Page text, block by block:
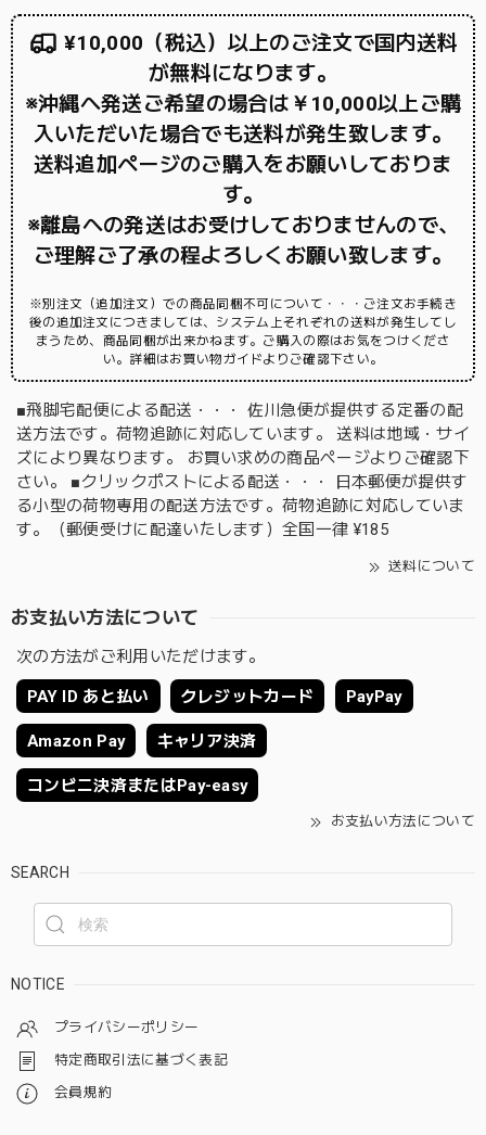
¥10,000（税込）以上のご注文で国内送料
が無料になります。
※沖縄へ発送ご希望の場合は￥10,000以上ご購
入いただいた場合でも送料が発生致します。
送料追加ページのご購入をお願いしておりま
す。
※離島への発送はお受けしておりませんので、
ご理解ご了承の程よろしくお願い致します。
※別注文（追加注文）での商品同梱不可について・・・ご注文お手続き
後の追加注文につきましては、システム上それぞれの送料が発生してし
まうため、商品同梱が出来かねます。ご購入の際はお気をつけくださ
い。詳細はお買い物ガイドよりご確認下さい。
■飛脚宅配便による配送・・・ 佐川急便が提供する定番の配
送方法です。荷物追跡に対応しています。 送料は地域・サイ
ズにより異なります。 お買い求めの商品ページよりご確認下
さい。 ■クリックポストによる配送・・・ 日本郵便が提供す
る小型の荷物専用の配送方法です。荷物追跡に対応していま
す。（郵便受けに配達いたします）全国一律 ¥185
送料について
お支払い方法について
次の方法がご利用いただけます。
PAY ID あと払い クレジットカード PayPay
Amazon Pay キャリア決済
コンビニ決済またはPay-easy
お支払い方法について
SEARCH
NOTICE
プライバシーポリシー
特定商取引法に基づく表記
会員規約